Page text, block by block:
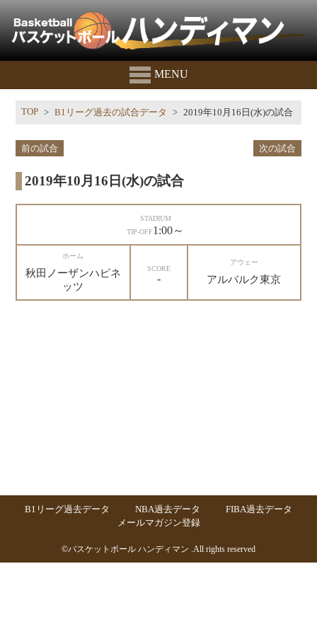
MENU
TOP B1リーグ過去の試合データ 2019年10月16日(水)の試合
前の試合 次の試合
2019年10月16日(水)の試合
STADIUM
TIP-OFF1:00～
ホーム
秋田ノーザンハピネ
ッツ
SCORE
-
アウェー
アルバルク東京
B1リーグ過去データ NBA過去データ
FIBA過去データ
メールマガジン登録
©バスケットボール ハンディマン .All rights reserved